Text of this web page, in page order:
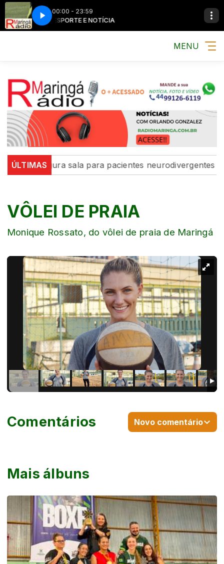
00:00 - 23:59
MÚSICA, ESPORTE E NOTÍCIA MÚSICA,
MENU
ÚLTIMAS
inaugura sala para pacientes neurodivergentes na
VÔLEI DE PRAIA
Monique Rossato, do vôlei de praia de Maringá
Mais álbuns
Comentários Novo comentário